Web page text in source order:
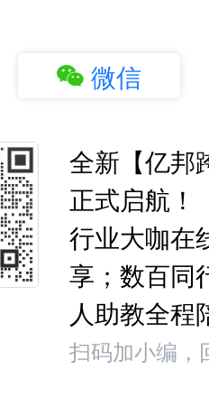
微信
全新【亿邦
正式启航！
行业大咖在
享；数百同
人助教全程
扫码加小编，